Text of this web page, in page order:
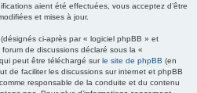
aient été effectuées, vous acceptez d’être
et mises à jour.
ci-après par « logiciel phpBB » et
de discussions déclaré sous la «
peut être téléchargé surle site de phpBB (en
de faciliter les discussions sur internet et phpBB
responsable de la conduite et du contenu